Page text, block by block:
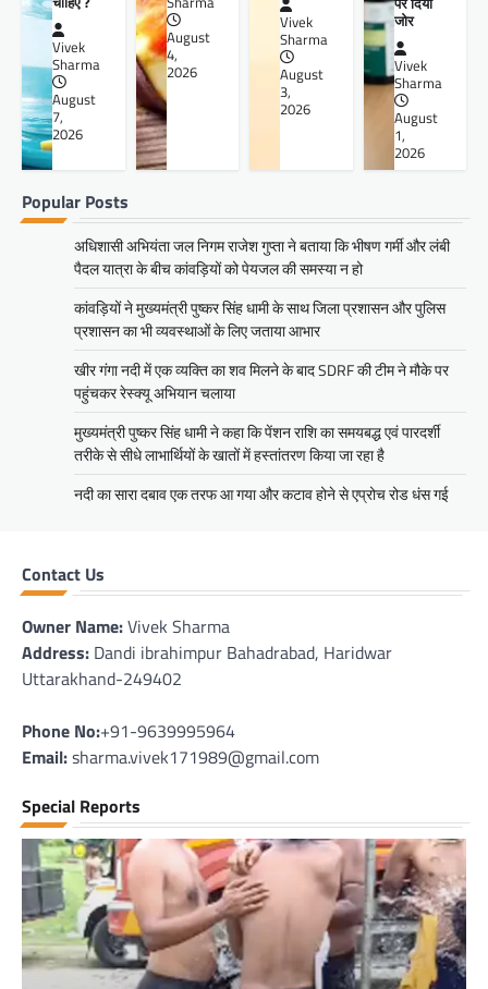
Vivek
Sharma
August
7,
2026
August
4,
2026
Vivek
Sharma
August
3,
2026
जोर
Vivek
Sharma
August
1,
2026
Popular Posts
अधिशासी अभियंता जल निगम राजेश गुप्ता ने बताया कि भीषण गर्मी और लंबी
पैदल यात्रा के बीच कांवड़ियों को पेयजल की समस्या न हो
कांवड़ियों ने मुख्यमंत्री पुष्कर सिंह धामी के साथ जिला प्रशासन और पुलिस
प्रशासन का भी व्यवस्थाओं के लिए जताया आभार
खीर गंगा नदी में एक व्यक्ति का शव मिलने के बाद SDRF की टीम ने मौके पर
पहुंचकर रेस्क्यू अभियान चलाया
मुख्यमंत्री पुष्कर सिंह धामी ने कहा कि पेंशन राशि का समयबद्ध एवं पारदर्शी
तरीके से सीधे लाभार्थियों के खातों में हस्तांतरण किया जा रहा है
नदी का सारा दबाव एक तरफ आ गया और कटाव होने से एप्रोच रोड धंस गई
Contact Us
Owner Name:Vivek Sharma
Address: Dandi ibrahimpur Bahadrabad, Haridwar
Uttarakhand-249402
Phone No:+91-9639995964
Email:sharma.vivek171989@gmail.com
Special Reports